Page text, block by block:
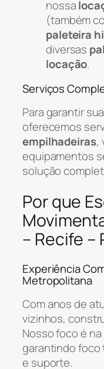
nossa
(também
paleteira
diversas
locação.
Serviços
Para garantir
oferecemos
empilhadeiras,
equipamentos
solução
Por que
– Recife –
Experiência
Metropolitana
Com anos de
vizinhos,
Nosso foco é na
garantindo foco
e suporte.